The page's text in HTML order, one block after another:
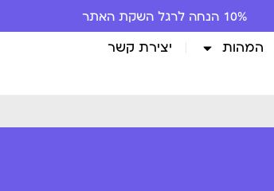
10% הנחה לרגל השקת האתר
המהות יצירת קשר